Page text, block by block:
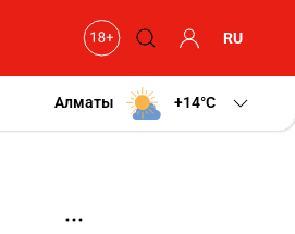
RU
Алматы +14 C